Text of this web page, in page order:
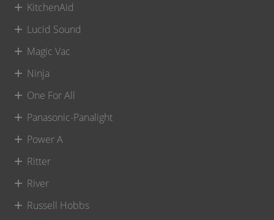
KitchenAid
Lucid Sound
Magic Vac
Ninja
One For All
Panasonic-Panalight
Power A
Ritter
River
Russell Hobbs